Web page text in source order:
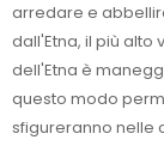
arredare e
dall'Etna, il più alto
dell'Etna è
questo modo
sfigureranno nelle